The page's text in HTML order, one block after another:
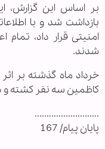
بر اساس این گزارش،
بازداشت شد و با
امنیتی قرار داد،
شدند.
خرداد ماه گذشته بر
کاظمین سه‌ نفر کشته و دست‌کم ۲۳
...........................
پایان پیام/ 167